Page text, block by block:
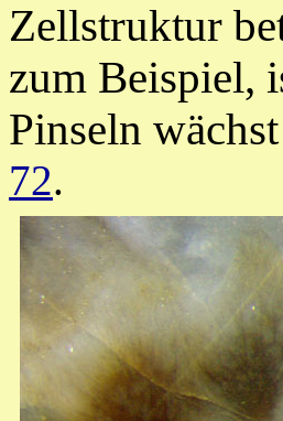
Zellstruktur
zum Beispiel,
Pinseln
72.